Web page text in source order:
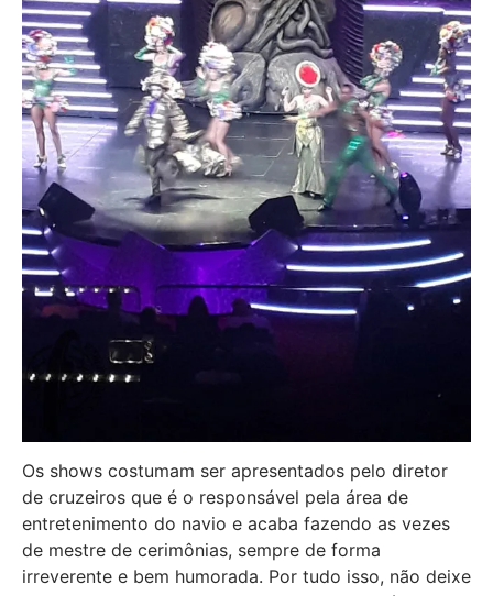
Os shows costumam ser apresentados pelo diretor
de cruzeiros que é o responsável pela área de
entretenimento do navio e acaba fazendo as vezes
de mestre de cerimônias, sempre de forma
irreverente e bem humorada. Por tudo isso, não deixe